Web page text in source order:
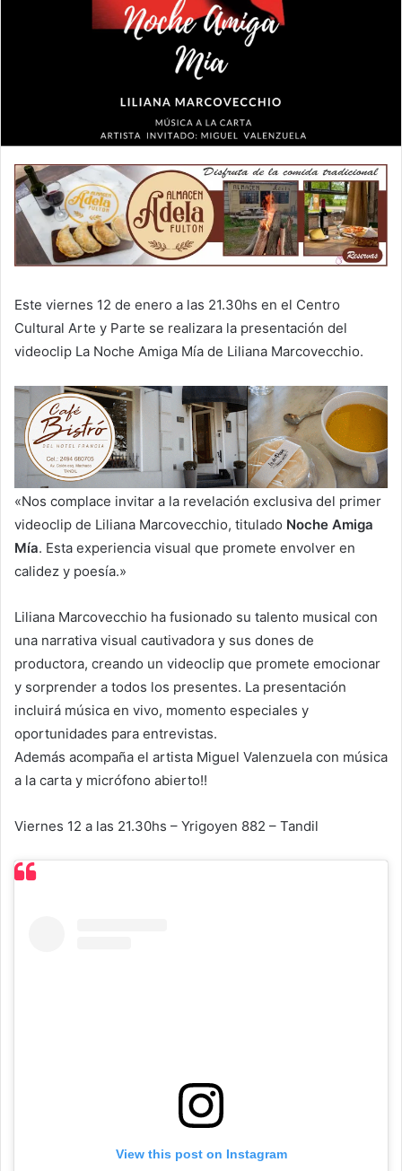
Este viernes 12 de enero a las 21.30hs en el Centro
Cultural Arte y Parte se realizara la presentación del
videoclip La Noche Amiga Mía de Liliana Marcovecchio.
«Nos complace invitar a la revelación exclusiva del primer
videoclip de Liliana Marcovecchio, titulado Noche Amiga
Mía. Esta experiencia visual que promete envolver en
calidez y poesía.»
Liliana Marcovecchio ha fusionado su talento musical con
una narrativa visual cautivadora y sus dones de
productora, creando un videoclip que promete emocionar
y sorprender a todos los presentes. La presentación
incluirá música en vivo, momento especiales y
oportunidades para entrevistas.
Además acompaña el artista Miguel Valenzuela con música
a la carta y micrófono abierto!!
Viernes 12 a las 21.30hs – Yrigoyen 882 – Tandil
View this post on Instagram